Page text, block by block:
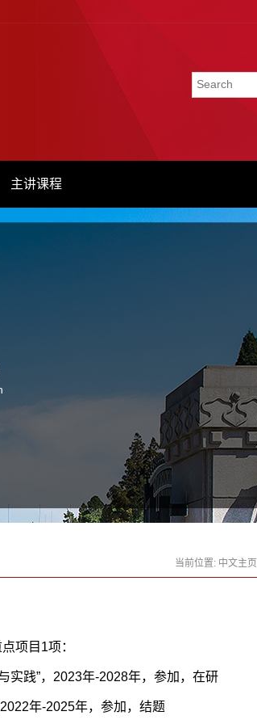
主讲课程
当前位置: 中文主页
项目1项：
实践”，2023年-2028年，参加，在研
年-2025年，参加，结题